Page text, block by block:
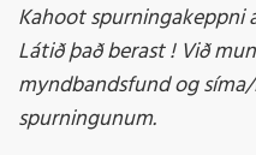
Kahoot spurningakeppni
Látið það berast ! Við
myndbandsfund og
spurningunum.